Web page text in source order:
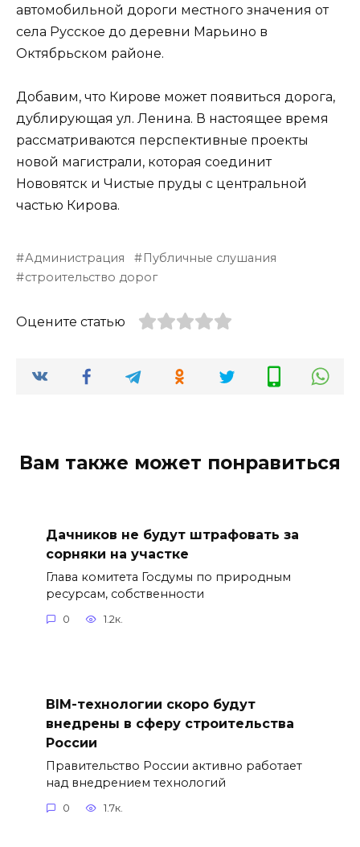
автомобильной дороги местного значения от
села Русское до деревни Марьино в
Октябрьском районе.
Добавим, что Кирове может появиться дорога,
дублирующая ул. Ленина. В настоящее время
рассматриваются перспективные проекты
новой магистрали, которая соединит
Нововятск и Чистые пруды с центральной
частью Кирова.
Администрация
Публичные слушания
строительство дорог
Оцените статью
Вам также может понравиться
Дачников не будут штрафовать за
сорняки на участке
Глава комитета Госдумы по природным
ресурсам, собственности
0 1.2к.
BIM-технологии скоро будут
внедрены в сферу строительства
России
Правительство России активно работает
над внедрением технологий
0 1.7к.